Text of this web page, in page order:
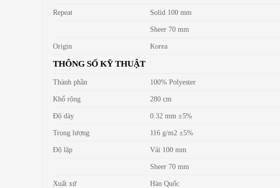
Repeat Solid 100 mm
Sheer 70 mm
Origin Korea
THÔNG SỐ KỸ THUẬT
Thành phần 100% Polyester
Khổ rộng 280 cm
Độ dày 0.32 mm ±5%
Trọng lượng 116 g/m2 ±5%
Độ lặp Vải 100 mm
Sheer 70 mm
Xuất xứ Hàn Quốc